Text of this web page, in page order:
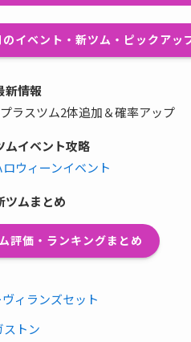
イベント・新ツム・ピックアッ
新情報
ラスツム2体追加＆確率アップ
ムイベント攻略
ウィーンイベント
ツムまとめ
評価・ランキングまとめ
ィランズセット
トン